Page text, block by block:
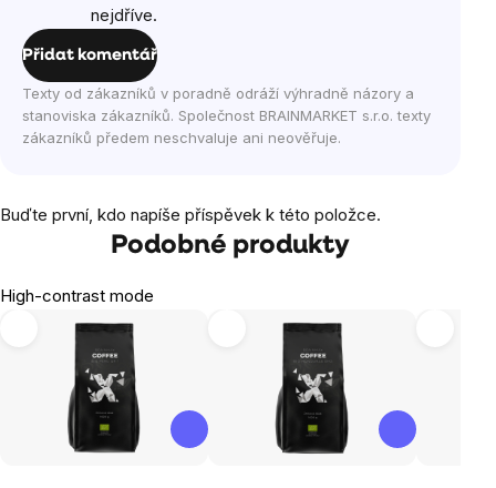
nejdříve.
Přidat komentář
Texty od zákazníků v poradně odráží výhradně názory a
stanoviska zákazníků. Společnost BRAINMARKET s.r.o. texty
zákazníků předem neschvaluje ani neověřuje.
Buďte první, kdo napíše příspěvek k této položce.
Podobné produkty
High-contrast mode